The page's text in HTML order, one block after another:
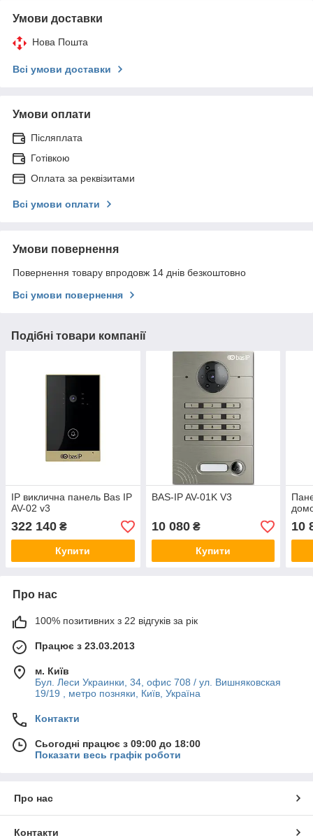
Умови доставки
Нова Пошта
Всі умови доставки
Умови оплати
Післяплата
Готівкою
Оплата за реквізитами
Всі умови оплати
Умови повернення
Повернення товару впродовж 14 днів безкоштовно
Всі умови повернення
Подібні товари компанії
IP виклична панель Bas IP
AV-02 v3
322 140 ₴
Купити
BAS-IP AV-01K V3
10 080₴
Купити
10
Про нас
100% позитивних з 22 відгуків за рік
Працює з 23.03.2013
м. Київ
Бул. Леси Украинки, 34, офис 708 / ул. Вишняковская
19/19 , метро позняки, Київ, Україна
Контакти
Сьогодні працює з 09:00 до 18:00
Показати весь графік роботи
Про нас
Контакти